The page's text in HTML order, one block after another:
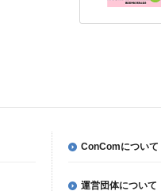
ConComについて
運営団体について